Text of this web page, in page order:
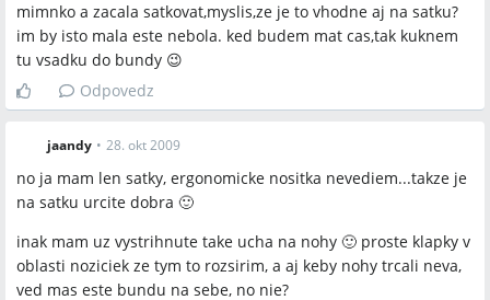
mimnko a zacala satkovat,myslis,ze je to vhodne aj na satku?
im by isto mala este nebola. ked budem mat cas,tak kuknem
tu vsadku do bundy 😉
Odpovedz
jaandy • 28. okt 2009
no ja mam len satky, ergonomicke nositka nevediem...takze je
na satku urcite dobra 🙂
inak mam uz vystrihnute take ucha na nohy 🙂 proste klapky v
oblasti noziciek ze tym to rozsirim, a aj keby nohy trcali neva,
ved mas este bundu na sebe, no nie?